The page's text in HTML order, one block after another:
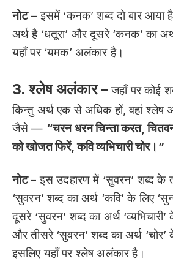
नोट– इसमें ‘कनक’ शब्द दो बार
अर्थ है ‘धतूरा’ और दूसरे ‘कनक’ का
यहाँ पर ‘यमक’ अलंकार है।
3. श्लेष अलंकार –जहाँ पर कोई
किन्तु अर्थ एक से अधिक हों, वहां श्लेष
जैसे — “चरन धरन चिन्ता करत,
को खोजत फिरें, कवि व्यभिचारी चोर।”
नोट – इस उदहारण में ‘सुवरन’ शब्द के
‘सुवरन’ शब्द का अर्थ ‘कवि’ के लिए
दूसरे ‘सुवरन’ शब्द का अर्थ ‘व्यभिचारी’
और तीसरे ‘सुवरन’ शब्द का अर्थ ‘चोर’
इसलिए यहाँ पर श्लेष अलंकार है।